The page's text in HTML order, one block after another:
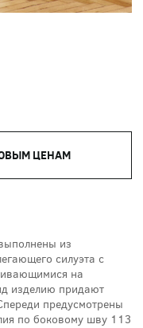
ЦЕНАМ
из
силуэта с
на
изделию придают
предусмотрены
по боковому шву 113